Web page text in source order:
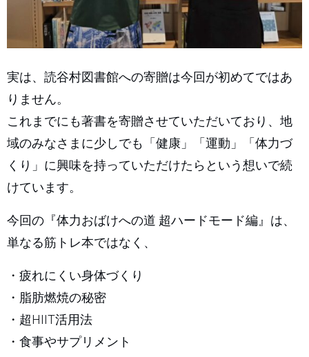
実は、読谷村図書館への寄贈は今回が初めてではあ
りません。
これまでにも著書を寄贈させていただいており、地
域のみなさまに少しでも「健康」「運動」「体力づ
くり」に興味を持っていただけたらという想いで続
けています。
今回の『体力おばけへの道 超ハードモード編』は、
単なる筋トレ本ではなく、
・疲れにくい身体づくり
・脂肪燃焼の秘密
・超HIIT活用法
・食事やサプリメント